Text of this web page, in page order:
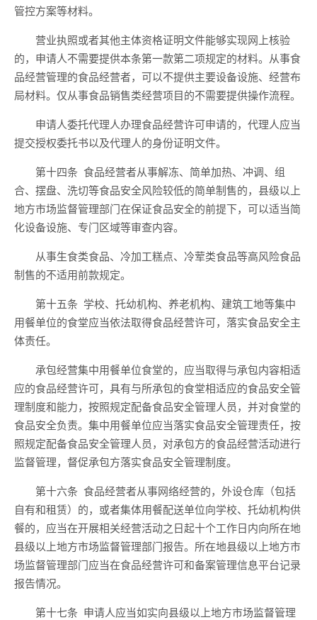
管控方案等材料。
营业执照或者其他主体资格证明文件能够实现网上核验
的，申请人不需要提供本条第一款第二项规定的材料。 从事食
品经营管理的食品经营者，可以不提供主要设备设施、经营布
局材料。 仅从事食品销售类经营项目的不需要提供操作流程。
申请人委托代理人办理食品经营许可申请的，代理人应当
提交授权委托书以及代理人的身份证明文件。
第十四条 食品经营者从事解冻、简单加热、冲调、组
合、摆盘、 洗切等食品安全风险较低的简单制售的，县级以上
地方市场监督管理部门在保证食品安全的前提下，可以适当简
化设备设施、专门区域等审查内容。
从事生食类食品、冷加工糕点、冷荤类食品等高风险食品
制售的不适用前款规定。
第十五条 学校、托幼机构、养老机构、建筑工地等集中
用餐单位的食堂应当依法取得食品经营许可，落实食品安全主
体责任。
承包经营集中用餐单位食堂的，应当取得与承包内容相适
应的食品经营许可，具有与所承包的食堂相适应的食品安全管
理制度和能力，按照规定配备食品安全管理人员，并对食堂的
食品安全负责。集中用餐单位应当落实食品安全管理责任，按
照规定配备食品安全管理人员，对承包方的食品经营活动进行
监督管理，督促承包方落实食品安全管理制度。
第十六条 食品经营者从事网络经营的， 外设仓库（包括
自有和租赁）的， 或者集体用餐配送单位向学校、托幼机构供
餐的， 应当在开展相关经营活动之日起十个工作日内向所在地
县级以上地方市场监督管理部门报告。 所在地县级以上地方市
场监督管理部门应当在食品经营许可和备案管理信息平台记录
报告情况。
第十七条 申请人应当如实向县级以上地方市场监督管理